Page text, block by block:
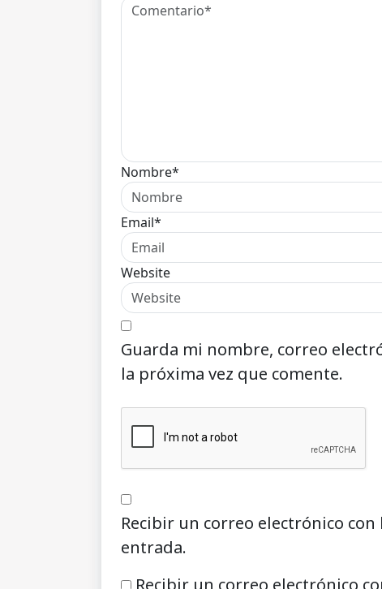
Nombre*
Email*
Website
Guarda mi nombre, correo
la próxima vez que comente.
Recibir un correo electrónico
entrada.
Recibir un correo electrónico